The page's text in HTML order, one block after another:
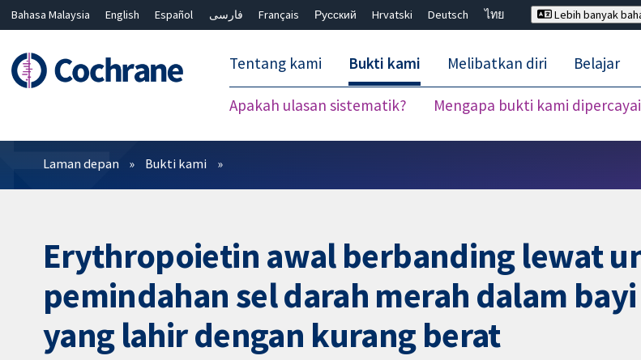
Bahasa Malaysia English Español فارسی Français Русский Hrvatski Deutsch
ไทย
Lebih banyak
Tentang kami Bukti kami
Apakah ulasan sistematik? Mengapa bukti kami dipercayai
Melibatkan diri Belajar
Penapis
Laman depan Bukti kami
Erythropoietin awal berbanding lewat
pemindahan sel darah merah dalam
yang lahir dengan kurang berat